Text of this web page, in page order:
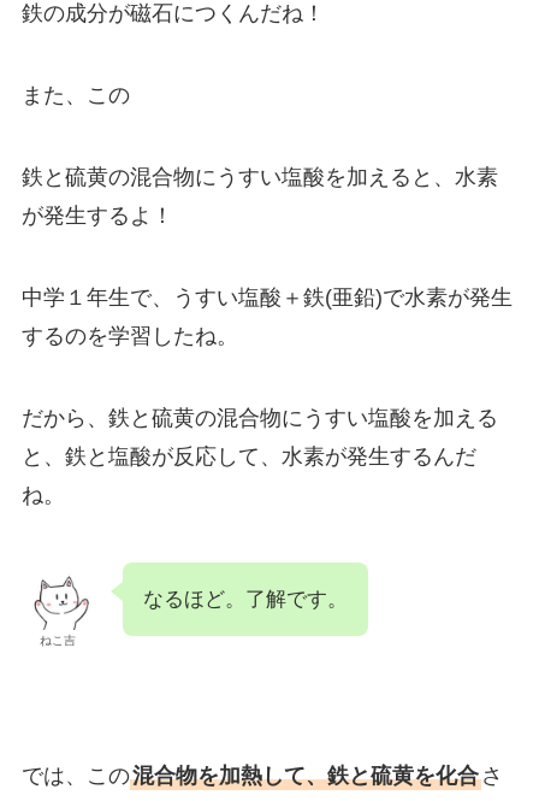
鉄の成分が磁石につくんだね！
また、この
鉄と硫黄の混合物にうすい塩酸を加えると、水素
が発生するよ！
中学１年生で、うすい塩酸＋鉄(亜鉛)で水素が発生
するのを学習したね。
だから、鉄と硫黄の混合物にうすい塩酸を加える
と、鉄と塩酸が反応して、水素が発生するんだ
ね。
ねこ吉
なるほど。了解です。
では、この混合物を加熱して、鉄と硫黄を化合さ